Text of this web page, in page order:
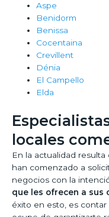
Aspe
Benidorm
Benissa
Cocentaina
Crevillent
Dénia
El Campello
Elda
locales
En la actualidad
han comenzado a
negocios con la
que les ofrecen a sus
éxito en esto, es